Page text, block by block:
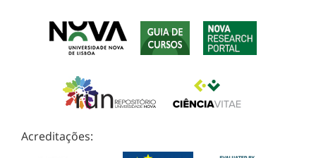
Acreditações: